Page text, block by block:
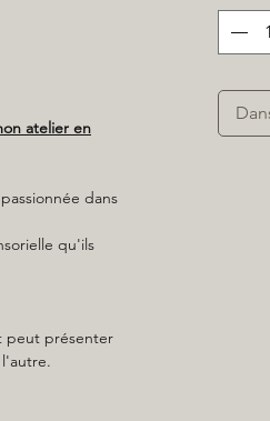
atelier en
dans
qu'ils
peut présenter